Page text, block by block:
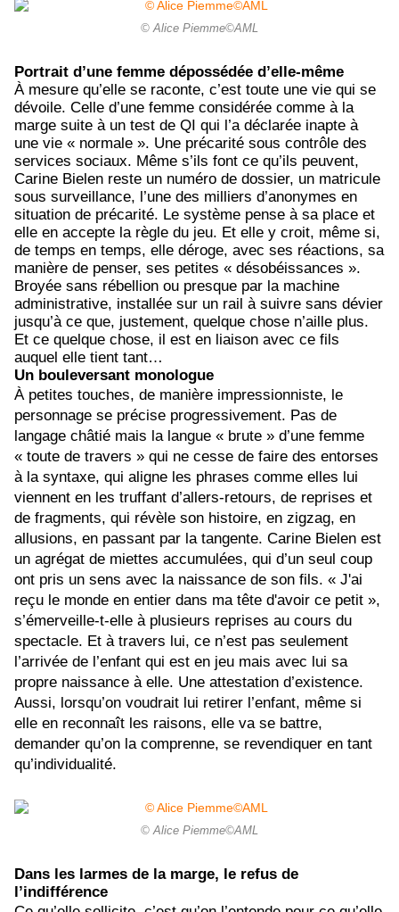
© Alice Piemme©AML
Portrait d’une femme dépossédée d’elle-même
À mesure qu’elle se raconte, c’est toute une vie qui se
dévoile. Celle d’une femme considérée comme à la
marge suite à un test de QI qui l’a déclarée inapte à
une vie « normale ». Une précarité sous contrôle des
services sociaux. Même s’ils font ce qu’ils peuvent,
Carine Bielen reste un numéro de dossier, un matricule
sous surveillance, l’une des milliers d’anonymes en
situation de précarité. Le système pense à sa place et
elle en accepte la règle du jeu. Et elle y croit, même si,
de temps en temps, elle déroge, avec ses réactions, sa
manière de penser, ses petites « désobéissances ».
Broyée sans rébellion ou presque par la machine
administrative, installée sur un rail à suivre sans dévier
jusqu’à ce que, justement, quelque chose n’aille plus.
Et ce quelque chose, il est en liaison avec ce fils
auquel elle tient tant…
Un bouleversant monologue
À petites touches, de manière impressionniste, le
personnage se précise progressivement. Pas de
langage châtié mais la langue « brute » d’une femme
« toute de travers » qui ne cesse de faire des entorses
à la syntaxe, qui aligne les phrases comme elles lui
viennent en les truffant d’allers-retours, de reprises et
de fragments, qui révèle son histoire, en zigzag, en
allusions, en passant par la tangente. Carine Bielen est
un agrégat de miettes accumulées, qui d’un seul coup
ont pris un sens avec la naissance de son fils. « J'ai
reçu le monde en entier dans ma tête d'avoir ce petit »,
s’émerveille-t-elle à plusieurs reprises au cours du
spectacle. Et à travers lui, ce n’est pas seulement
l’arrivée de l’enfant qui est en jeu mais avec lui sa
propre naissance à elle. Une attestation d’existence.
Aussi, lorsqu’on voudrait lui retirer l’enfant, même si
elle en reconnaît les raisons, elle va se battre,
demander qu’on la comprenne, se revendiquer en tant
qu’individualité.
© Alice Piemme©AML
Dans les larmes de la marge, le refus de
l’indifférence